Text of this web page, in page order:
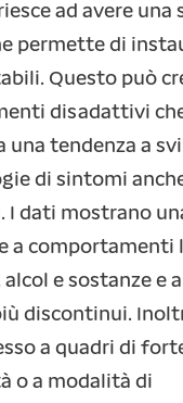
ad avere
permette di
Questo può
disadattivi
una tendenza a
di sintomi
I dati mostrano
a comportamenti
e sostanze e
discontinui.
a quadri di
o a modalità di